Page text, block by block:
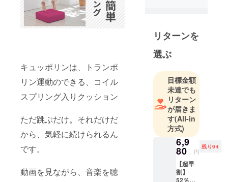
キュッポリンは、トランポ
リン運動のできる、コイル
スプリング入りクッション
ただ跳ぶだけ。それだけだ
から、気軽に続けられるん
です。
動画を見ながら、音楽を聴
ビ通販をメ
インに商品
をご紹介し
ておりま
す。 東証上
場のアイケ
イグループ
として、全
国の生活協
同組合様を
始めとする
様々な販売
ルートから
リターンを
選ぶ
目標金額
未達でも
リターン
が届きま
す(All-in
方式)
6,9
80 円
残り94
【超早
割】
52％OF